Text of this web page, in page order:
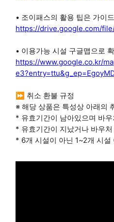
• 조이패스의 활용 팁은 가이
https://drive.google.com/
• 이용가능 시설 구글맵으로
https://www.google.co.kr/
⏩ 취소 환불 규정
※ 해당 상품은 특성상 아래의
* 유효기간이 남아있으며 바
* 유효기간이 지났거나 바우
* 6개 시설이 아닌 1~2개 시